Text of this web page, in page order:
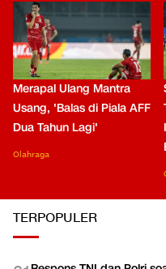
Merapal Ulang Mantra
Usang, 'Balas di Piala AFF
Dua Tahun Lagi'
Olahraga
TERPOPULER